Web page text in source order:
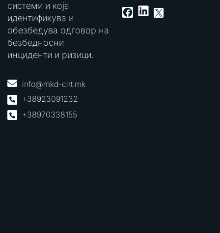
системи и која
идентификува и
обезбедува одговор на
безбедносни
инциденти и ризици.
info@mkd-cirt.mk
+38923091232
+38970338155
Facebook
LinkedIn
X